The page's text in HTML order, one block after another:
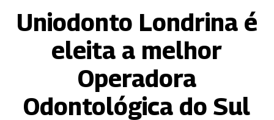
Uniodonto Londrina é
eleita a melhor
Operadora
Odontológica do Sul